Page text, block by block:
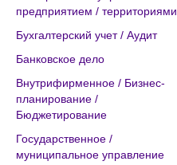
предприятием / территориями
Бухгалтерский учет / Аудит
Банковское дело
Внутрифирменное / Бизнес-
планирование /
Бюджетирование
Государственное /
муниципальное управление